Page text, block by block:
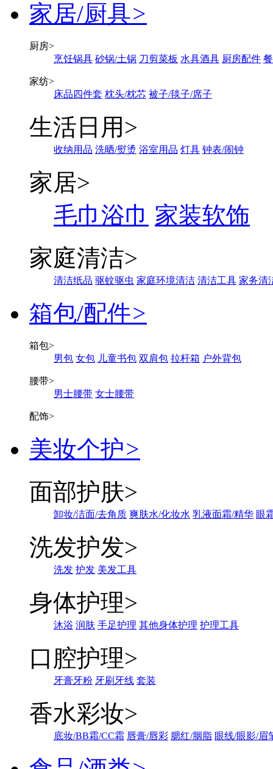
家居/厨具>
厨房>
烹饪锅具 砂锅/土锅 刀剪菜板 水具酒具 厨房配件
家纺>
床品四件套 枕头/枕芯 被子/毯子/席子
生活日用 >
收纳用品 洗晒/熨烫 浴室用品 灯具 钟表/闹钟
家居>
毛巾浴巾 家装软饰
家庭清洁>
清洁纸品 驱蚊驱虫 家庭环境清洁 清洁工具 家务清
箱包/配件>
箱包>
男包 女包 儿童书包 双肩包 拉杆箱 户外背包
腰带>
男士腰带 女士腰带
配饰>
美妆个护>
面部护肤>
卸妆/洁面/去角质 爽肤水/化妆水 乳液面霜/精华 眼
洗发护发>
洗发 护发 美发工具
身体护理>
沐浴 润肤 手足护理 其他身体护理 护理工具
口腔护理>
牙膏牙粉 牙刷牙线 套装
香水彩妆>
底妆/BB霜/CC霜 唇膏/唇彩 腮红/胭脂 眼线/眼影/眉